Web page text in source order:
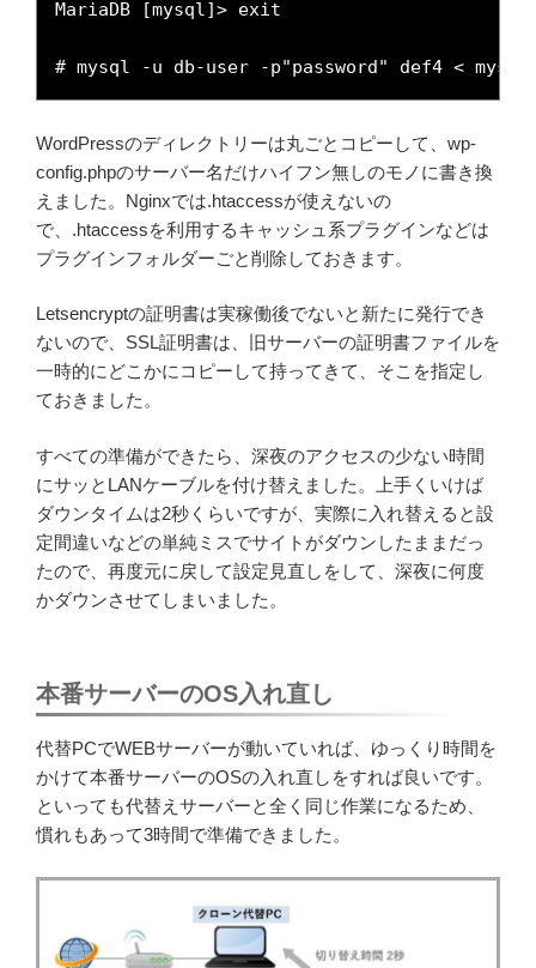
MariaDB [mysql]> exit
# mysql -u db-user -p"password" def4 <
WordPressのディレクトリーは丸ごとコピーして、wp-
config.phpのサーバー名だけハイフン無しのモノに書き換
えました。Nginxでは.htaccessが使えないの
で、.htaccessを利用するキャッシュ系プラグインなどは
プラグインフォルダーごと削除しておきます。
Letsencryptの証明書は実稼働後でないと新たに発行でき
ないので、SSL証明書は、旧サーバーの証明書ファイルを
一時的にどこかにコピーして持ってきて、そこを指定し
ておきました。
すべての準備ができたら、深夜のアクセスの少ない時間
にサッとLANケーブルを付け替えました。上手くいけば
ダウンタイムは2秒くらいですが、実際に入れ替えると設
定間違いなどの単純ミスでサイトがダウンしたままだっ
たので、再度元に戻して設定見直しをして、深夜に何度
かダウンさせてしまいました。
本番サーバーのOS入れ直し
代替PCでWEBサーバーが動いていれば、ゆっくり時間を
かけて本番サーバーのOSの入れ直しをすれば良いです。
といっても代替えサーバーと全く同じ作業になるため、
慣れもあって3時間で準備できました。